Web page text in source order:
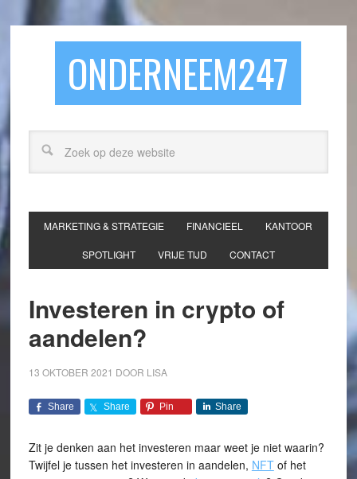
ONDERNEEM247
MARKETING & STRATEGIE FINANCIEEL KANTOOR
SPOTLIGHT VRIJE TIJD CONTACT
Investeren in crypto of
aandelen?
13 OKTOBER 2021 DOOR LISA
Share Share Pin Share
Zit je denken aan het investeren maar weet je niet waarin?
Twijfel je tussen het investeren in aandelen, NFTof het